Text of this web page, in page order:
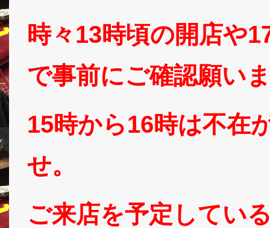
時々13時頃の開店や
で事前にご確認願い
15時から16時は不在
せ。
ご来店を予定してい